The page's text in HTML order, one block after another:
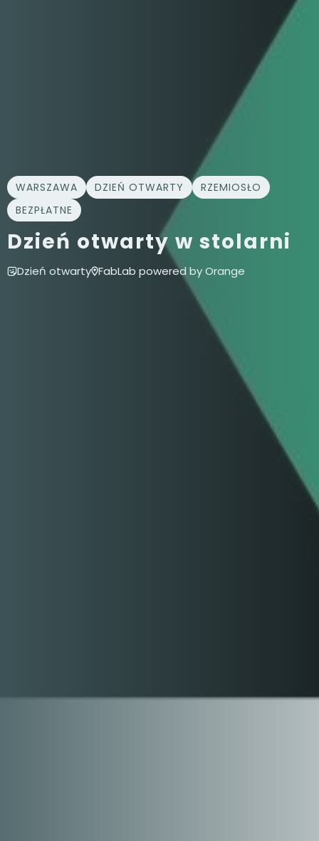
WARSZAWA DZIEŃ OTWARTY
RZEMIOSŁO
BEZPŁATNE
Dzień otwarty w stolarni
Dzień otwarty FabLab powered by Orange